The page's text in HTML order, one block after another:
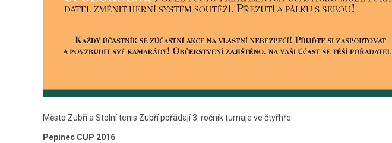
Město Zubří a Stolní tenis Zubří pořádají 3. ročník turnaje ve čtyřhře
Pepinec CUP 2016